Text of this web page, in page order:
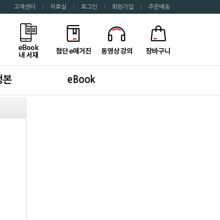
고객센터 자료실 로그인 회원가입 주문배송
본 eBook